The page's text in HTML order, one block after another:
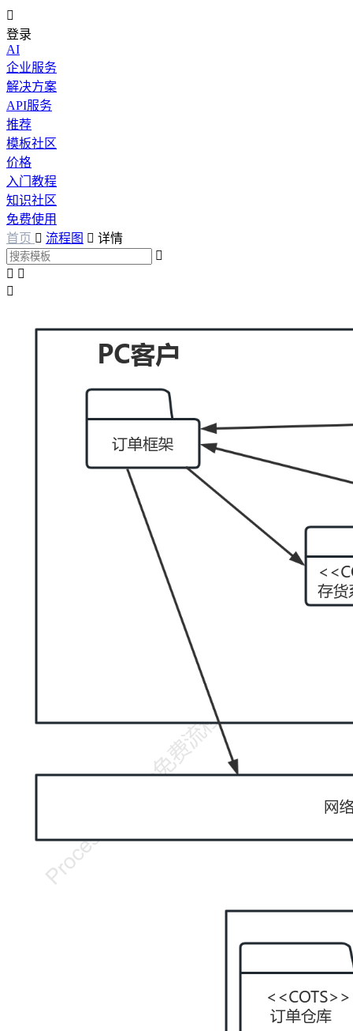

登录
AI
企业服务
解决方案
API服务
推荐
模板社区
价格
入门教程
知识社区
免费使用
首页  流程图  详情

 
